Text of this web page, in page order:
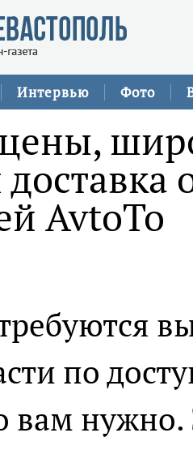
Интервью Фото
AvtoTo
по
вам